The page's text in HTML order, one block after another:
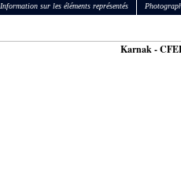
Information sur les éléments représentés